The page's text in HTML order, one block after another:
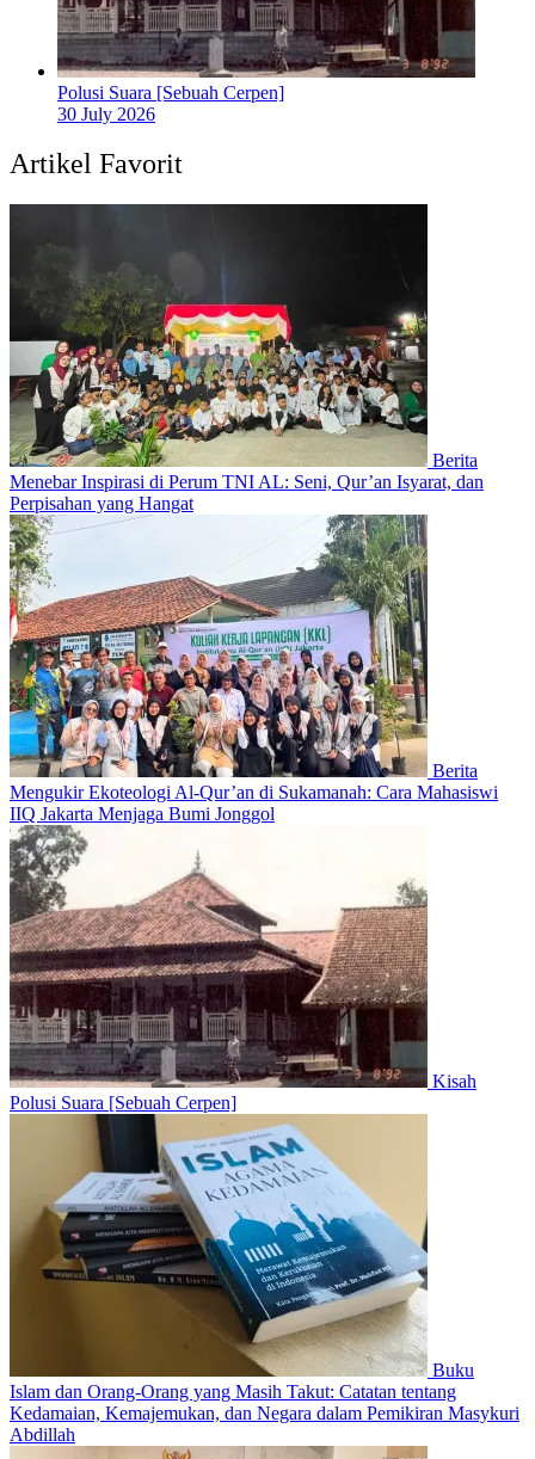
Polusi Suara [Sebuah Cerpen]
30 July 2026
Artikel Favorit
Berita
Menebar Inspirasi di Perum TNI AL: Seni, Qur’an Isyarat, dan
Perpisahan yang Hangat
Berita
Mengukir Ekoteologi Al-Qur’an di Sukamanah: Cara Mahasiswi
IIQ Jakarta Menjaga Bumi Jonggol
Kisah
Polusi Suara [Sebuah Cerpen]
Buku
Islam dan Orang-Orang yang Masih Takut: Catatan tentang
Kedamaian, Kemajemukan, dan Negara dalam Pemikiran Masykuri
Abdillah